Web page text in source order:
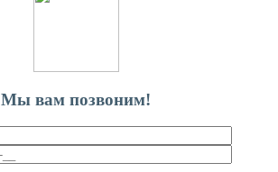
Мы вам позвоним!